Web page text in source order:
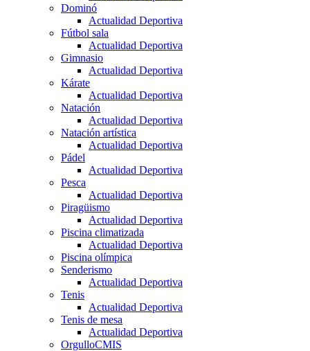
Dominó
Actualidad Deportiva
Fútbol sala
Actualidad Deportiva
Gimnasio
Actualidad Deportiva
Kárate
Actualidad Deportiva
Natación
Actualidad Deportiva
Natación artística
Actualidad Deportiva
Pádel
Actualidad Deportiva
Pesca
Actualidad Deportiva
Piragüismo
Actualidad Deportiva
Piscina climatizada
Actualidad Deportiva
Piscina olímpica
Senderismo
Actualidad Deportiva
Tenis
Actualidad Deportiva
Tenis de mesa
Actualidad Deportiva
OrgulloCMIS